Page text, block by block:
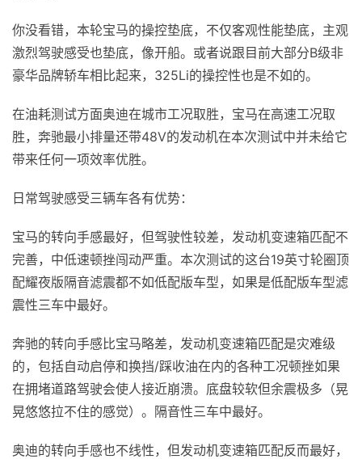
你没看错，本轮宝马的操控垫底，不仅客观性能垫底，主观
激烈驾驶感受也垫底，像开船。或者说跟目前大部分B级非
豪华品牌轿车相比起来，325Li的操控性也是不如的。
在油耗测试方面奥迪在城市工况取胜，宝马在高速工况取
胜，奔驰最小排量还带48V的发动机在本次测试中并未给它
带来任何一项效率优胜。
日常驾驶感受三辆车各有优势：
宝马的转向手感最好，但驾驶性较差，发动机变速箱匹配不
完善，中低速顿挫闯动严重。本次测试的这台19英寸轮圈顶
配耀夜版隔音滤震都不如低配版车型，如果是低配版车型滤
震性三车中最好。
奔驰的转向手感比宝马略差，发动机变速箱匹配是灾难级
的，包括自动启停和换挡/踩收油在内的各种工况顿挫如果
在拥堵道路驾驶会使人接近崩溃。底盘较软但余震极多（晃
晃悠悠拉不住的感觉）。隔音性三车中最好。
奥迪的转向手感也不线性，但发动机变速箱匹配反而最好，